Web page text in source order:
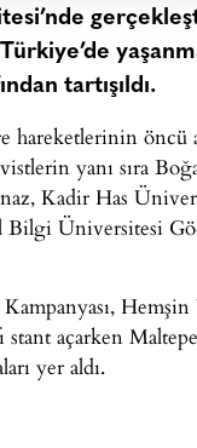
tartışıldı.
öncü
yanı sıra
Kadir Has
Üniversitesi
Kampanyası,
açarken
yer aldı.